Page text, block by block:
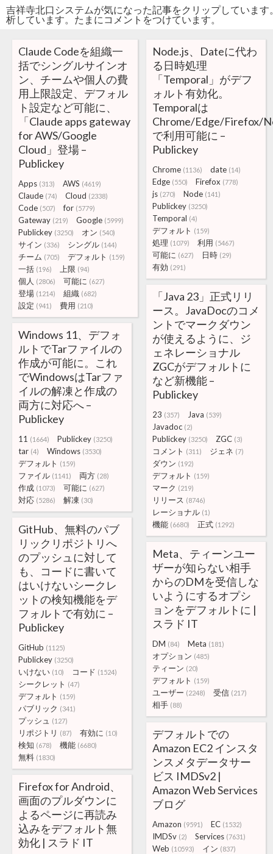
吉祥寺北口システムが気になった記事をクリップしていま
析しています。たまにコメントをつけています。
Claude Codeを組織一
括でシングルサインオ
ン、チームや個人の費
用上限設定、デフォル
ト設定など可能に、
「Claude apps gateway
for AWS/Google
Cloud」登場 –
Publickey
Apps (313) AWS (4619)
Claude (74) Cloud (2338)
Code (507) for (5779)
Gateway (219) Google (5999)
Publickey (3250) オン (540)
サイン (336) シングル (144)
チーム (705) デフォルト (159)
一括 (196) 上限 (94)
個人 (2806) 可能に (627)
登場 (1214) 組織 (682)
設定 (941) 費用 (210)
Node.js、Dateに代わ
る日時処理
「Temporal」がデフ
ォルト有効化。
Temporalは
Chrome/Edge/Firefox/
で利用可能に –
Publickey
Chrome (1136) date (14)
Edge (550) Firefox (778)
js (270) Node (141)
Publickey (3250)
Temporal (4)
デフォルト (159)
処理 (1079) 利用 (5467)
可能に (627) 日時 (29)
有効 (291)
「Java 23」正式リリ
ース。JavaDocのコメ
ントでマークダウン
が使えるように、ジ
ェネレーショナル
ZGCがデフォルトに
など新機能 –
Publickey
23 (357) Java (539)
Javadoc (2)
Publickey (3250) ZGC (3)
コメント (311) ジェネ (7)
ダウン (192)
デフォルト (159)
マーク (219)
リリース (8746)
レーショナル (1)
機能 (6680) 正式 (1292)
Windows 11、デフォ
ルトでTarファイルの
作成が可能に。これ
でWindowsはTarファ
イルの解凍と作成の
両方に対応へ –
Publickey
11 (1664) Publickey (3250)
tar (4) Windows (3530)
デフォルト (159)
ファイル (1141) 両方 (28)
作成 (1073) 可能に (627)
対応 (5286) 解凍 (30)
GitHub、無料のパブ
リックリポジトリへ
のプッシュに対して
も、コードに書いて
はいけないシークレ
ットの検知機能をデ
フォルトで有効に –
Publickey
GitHub (1125)
Publickey (3250)
いけない (10) コード (1524)
シークレット (47)
デフォルト (159)
パブリック (341)
プッシュ (127)
リポジトリ (87) 有効に (10)
検知 (678) 機能 (6680)
無料 (1830)
Meta、ティーンユー
ザーが知らない相手
からのDMを受信しな
いようにするオプシ
ョンをデフォルトに |
スラド IT
DM (84) Meta (181)
オプション (485)
ティーン (20)
デフォルト (159)
ユーザー (2248) 受信 (217)
相手 (88)
デフォルトでの
Amazon EC2 インスタ
ンスメタデータサー
ビス IMDSv2 |
Amazon Web Services
ブログ
Amazon (9591) EC (1532)
IMDSv (2) Services (7631)
Web (10593) イン (837)
Firefox for Android、
画面のプルダウンに
よるページに再読み
込みをデフォルト無
効化 | スラド IT